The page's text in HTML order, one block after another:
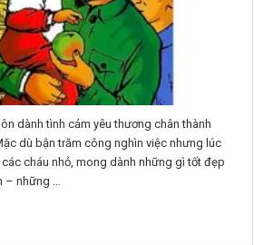
dành tình cảm yêu thương chân thành
dù bận trăm công nghìn việc nhưng lúc
cháu nhỏ, mong dành những gì tốt đẹp
– những …